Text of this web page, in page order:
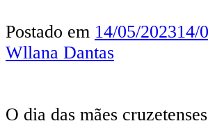
Postado em 14/05/202314/
Wllana Dantas
O dia das mães